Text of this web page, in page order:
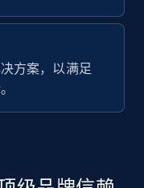
by Profile
Post
方案，以满足